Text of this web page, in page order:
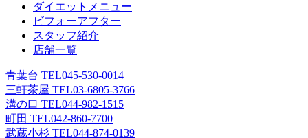
ダイエットメニュー
ビフォーアフター
スタッフ紹介
店舗一覧
青葉台 TEL045-530-0014
三軒茶屋 TEL03-6805-3766
溝の口 TEL044-982-1515
町田 TEL042-860-7700
武蔵小杉 TEL044-874-0139